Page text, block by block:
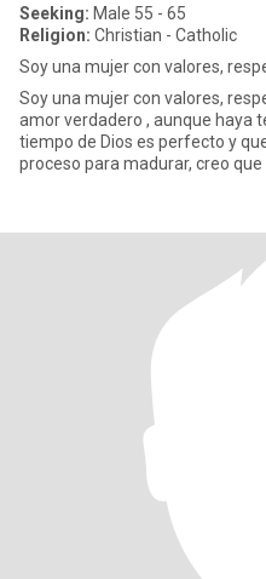
Seeking: Male 55 - 65
Religion: Christian - Catholic
Soy una mujer con valores,
Soy una mujer con valores,
amor verdadero , aunque haya
tiempo de Dios es perfecto y
proceso para madurar, creo que